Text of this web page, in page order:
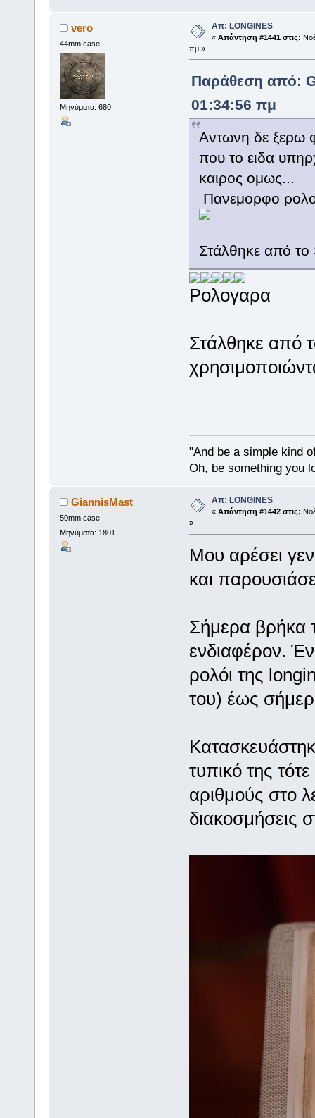
vero
44mm case
Μηνύματα: 680
Απ: LONGINES
« Απάντηση #1441 στις:
πμ »
Παράθεση από:
01:34:56 πμ
Αντωνη δε ξερω
που το ειδα
καιρος ομως...
Πανεμορφο
Στάλθηκε από
Ρολογαρα
Στάλθηκε από
"And be a simple kind
Oh, be something you
GiannisMast
50mm case
Μηνύματα: 1801
Απ: LONGINES
« Απάντηση #1442 στις:
»
Μου αρέσει
και
Σήμερα βρήκα
ενδιαφέρον.
ρολόι της
του) έως
τυπικό της
αριθμούς στο
διακοσμήσεις